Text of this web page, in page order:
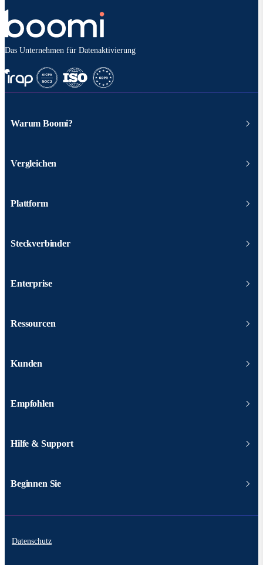
Das Unternehmen für Datenaktivierung
Warum Boomi?
Vergleichen
Plattform
Steckverbinder
Enterprise
Ressourcen
Kunden
Empfohlen
Hilfe & Support
Beginnen Sie
Datenschutz